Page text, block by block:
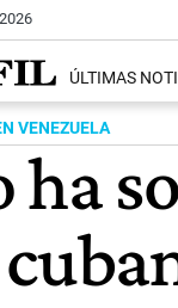
ÚLTIMAS
VENEZUELA
ha